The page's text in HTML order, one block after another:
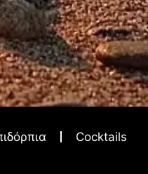
Cocktails